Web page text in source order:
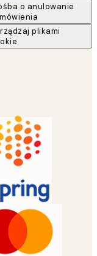
o anulowanie
plikami